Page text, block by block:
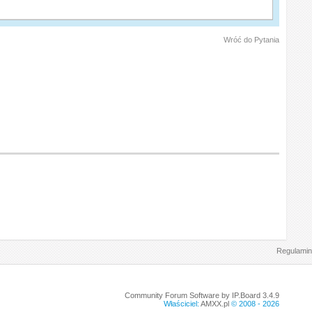
Wróć do Pytania
Regulamin
Community Forum Software by IP.Board 3.4.9
Właściciel: AMXX.pl© 2008 - 2026